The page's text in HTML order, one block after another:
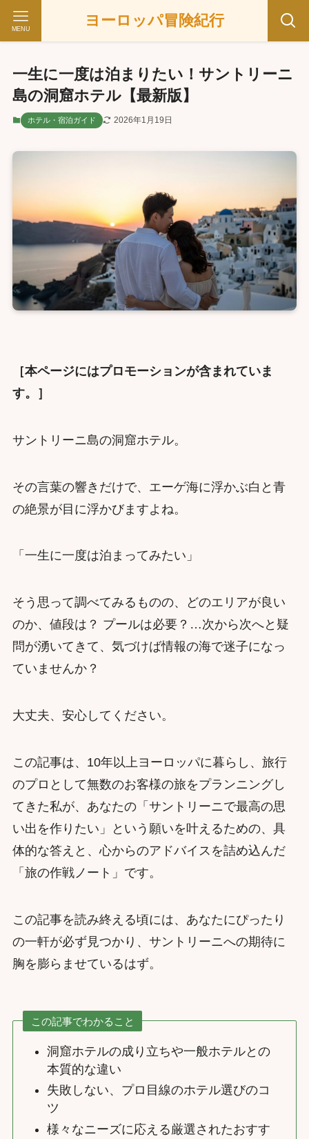
ヨーロッパ冒険紀行
MENU
一生に一度は泊まりたい！サントリーニ
島の洞窟ホテル【最新版】
ホテル・宿泊ガイド 2026年1月19日
［本ページにはプロモーションが含まれていま
す。］
サントリーニ島の洞窟ホテル。
その言葉の響きだけで、エーゲ海に浮かぶ白と青
の絶景が目に浮かびますよね。
「一生に一度は泊まってみたい」
そう思って調べてみるものの、どのエリアが良い
のか、値段は？ プールは必要？…次から次へと疑
問が湧いてきて、気づけば情報の海で迷子になっ
ていませんか？
大丈夫、安心してください。
この記事は、10年以上ヨーロッパに暮らし、旅行
のプロとして無数のお客様の旅をプランニングし
てきた私が、あなたの「サントリーニで最高の思
い出を作りたい」という願いを叶えるための、具
体的な答えと、心からのアドバイスを詰め込んだ
「旅の作戦ノート」です。
この記事を読み終える頃には、あなたにぴったり
の一軒が必ず見つかり、サントリーニへの期待に
胸を膨らませているはず。
この記事でわかること
洞窟ホテルの成り立ちや一般ホテルとの
本質的な違い
失敗しない、プロ目線のホテル選びのコ
ツ
様々なニーズに応える厳選されたおすす